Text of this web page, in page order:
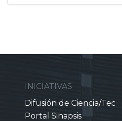
INICIATIVAS
Difusión de Ciencia/Tec
Portal Sinapsis